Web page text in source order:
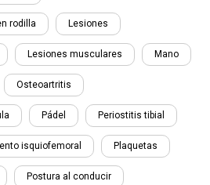
rodilla Lesiones
Lesiones musculares Mano
Osteoartritis
Pádel Periostitis tibial
isquiofemoral Plaquetas
Postura al conducir